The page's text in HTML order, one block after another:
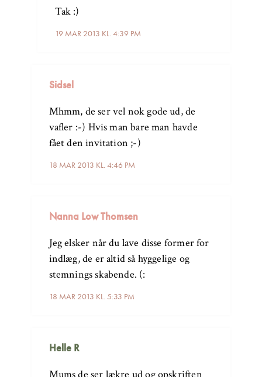
19 MAR 2013 KL. 4:39 PM
Tak :)
Sidsel
18 MAR 2013 KL. 4:46 PM
Mhmm, de ser vel nok gode ud, de
vafler :-) Hvis man bare man havde
fået den invitation ;-)
Nanna Low Thomsen
18 MAR 2013 KL. 5:33 PM
Jeg elsker når du lave disse former for
indlæg, de er altid så hyggelige og
stemnings skabende. (:
Helle R